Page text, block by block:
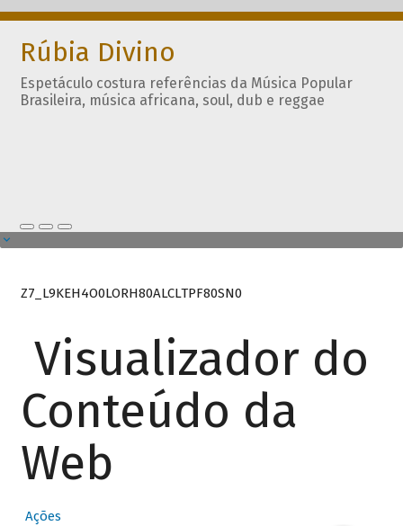
Rúbia Divino
Espetáculo costura referências da Música Popular
Brasileira, música africana, soul, dub e reggae
Z7_L9KEH4O0LORH80ALCLTPF80SN0
Visualizador do
Conteúdo da
Web
Ações